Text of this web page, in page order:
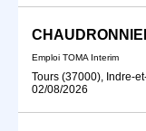
Emploi TOMA Interim
Tours (37000), Indre-
02/08/2026